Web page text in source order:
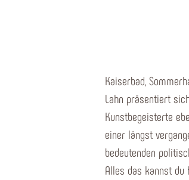
Kaiserbad,
Lahn präsentiert
Kunstbegeisterte
einer längst
bedeutenden
Alles das kannst du